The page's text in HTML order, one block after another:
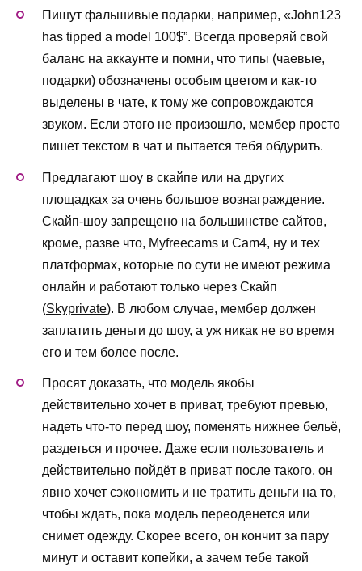
Пишут фальшивые подарки, например, «John123
has tipped a model 100$”. Всегда проверяй свой
баланс на аккаунте и помни, что типы (чаевые,
подарки) обозначены особым цветом и как-то
выделены в чате, к тому же сопровождаются
звуком. Если этого не произошло, мембер просто
пишет текстом в чат и пытается тебя обдурить.
Предлагают шоу в скайпе или на других
площадках за очень большое вознаграждение.
Скайп-шоу запрещено на большинстве сайтов,
кроме, разве что, Myfreecams и Cam4, ну и тех
платформах, которые по сути не имеют режима
онлайн и работают только через Скайп
(Skyprivate). В любом случае, мембер должен
заплатить деньги до шоу, а уж никак не во время
его и тем более после.
Просят доказать, что модель якобы
действительно хочет в приват, требуют превью,
надеть что-то перед шоу, поменять нижнее бельё,
раздеться и прочее. Даже если пользователь и
действительно пойдёт в приват после такого, он
явно хочет сэкономить и не тратить деньги на то,
чтобы ждать, пока модель переоденется или
снимет одежду. Скорее всего, он кончит за пару
минут и оставит копейки, а зачем тебе такой